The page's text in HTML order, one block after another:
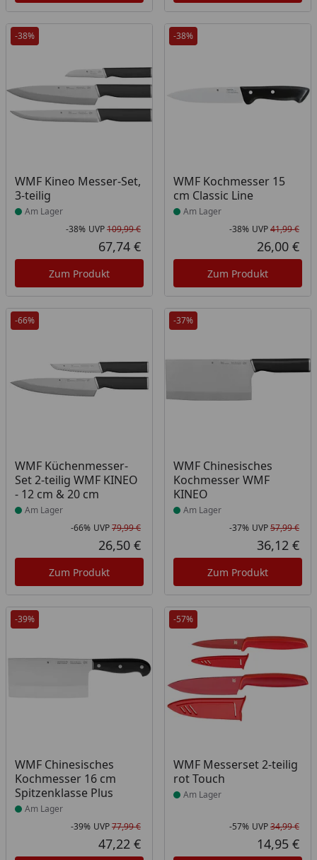
-38%
WMF Kineo Messer-Set,
3-teilig
Produkt am Lager
Am Lager
Rabatt in Prozent
-38%
Ursprünglicher Preis
UVP109,99 €
Aktueller Preis
67,74 €
Zum Produkt
-38%
WMF Kochmesser 15
cm Classic Line
Produkt am Lager
Am Lager
-38% UVP41,99 €
26,00 €
Zum Produkt
-66%
WMF Küchenmesser-
Set 2-teilig WMF KINEO
- 12 cm & 20 cm
Produkt am Lager
Am Lager
Rabatt in Prozent
-66%
Ursprünglicher Preis
UVP79,99 €
Aktueller Preis
26,50 €
Zum Produkt
-37%
WMF Chinesisches
Kochmesser WMF
KINEO
Produkt am Lager
Am Lager
-37% UVP57,99 €
36,12 €
Zum Produkt
-39%
WMF Chinesisches
Kochmesser 16 cm
Spitzenklasse Plus
Produkt am Lager
Am Lager
Rabatt in Prozent
-39%
Ursprünglicher Preis
UVP77,99 €
Aktueller Preis
47,22 €
-57%
WMF Messerset 2-teilig
rot Touch
Produkt am Lager
Am Lager
-57% UVP34,99 €
14,95 €